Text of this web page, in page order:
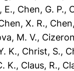
E., Chen, G. P.,
X. R.,
M. V.,
K., Christ, S.,
K., Claus, R.,